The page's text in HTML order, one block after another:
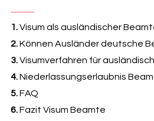
1.Visum als ausländischer
2.Können Ausländer deutsche
3.Visumverfahren für
4.Niederlassungserlaubnis
5.FAQ
6.Fazit Visum Beamte